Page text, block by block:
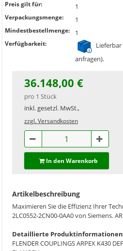
Preis gilt für: 1
Verpackungsmenge: 1
Mindestbestellmenge: 1
Verfügbarkeit:
anfragen).
36.148,00 €
pro 1 Stück
inkl. gesetzl. MwSt.,
zzgl. Versandkosten
In den Warenkorb
Artikelbeschreibung
Maximieren Sie die Effizienz Ihrer
2LC0552-2CN00-0AA0 von Siemens.
Detaillierte
FLENDER COUPLINGS ARPEX K430